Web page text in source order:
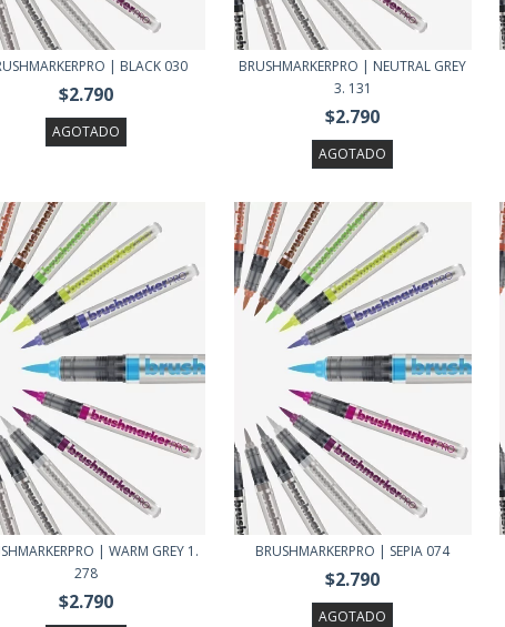
| BLACK 030
$2.790
AGOTADO
BRUSHMARKERPRO | NEUTRAL GREY
3. 131
$2.790
AGOTADO
| WARM GREY 1.
278
$2.790
BRUSHMARKERPRO | SEPIA 074
$2.790
AGOTADO